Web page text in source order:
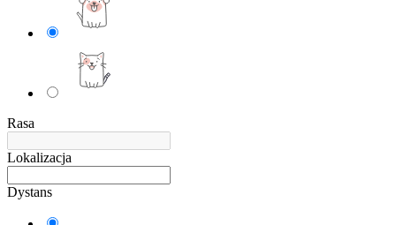
Rasa
Lokalizacja
Dystans